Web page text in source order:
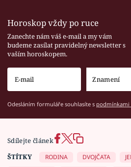
Horoskop vždy po ruce
Zanechte nám váš e-mail a my vám
budeme zasílat pravidelný newsletter s
vaším horoskopem.
Odesláním formuláře souhlasíte s podmínkami
Sdílejte článek
ŠTÍTKY
RODINA DVOJČATA